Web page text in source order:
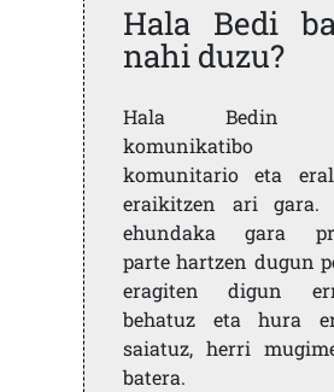
Hala Bedi
nahi duzu?
Hala Bedin
komunitario eta
eraikitzen ari gara.
ehundaka gara
parte hartzen dugun
eragiten digun
behatuz eta hura
saiatuz, herri
batera.